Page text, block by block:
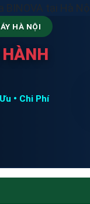
HÀ NỘI
• Chi Phí